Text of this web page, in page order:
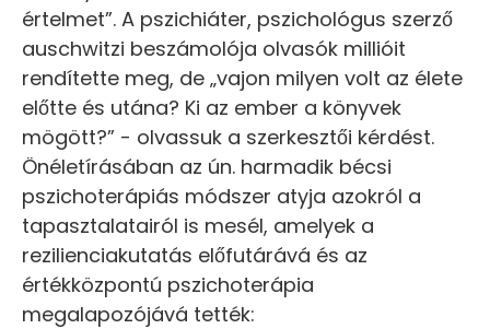
értelmet”. A pszichiáter, pszichológus szerző
auschwitzi beszámolója olvasók millióit
rendítette meg, de „vajon milyen volt az élete
előtte és utána? Ki az ember a könyvek
mögött?” - olvassuk a szerkesztői kérdést.
Önéletírásában az ún. harmadik bécsi
pszichoterápiás módszer atyja azokról a
tapasztalatairól is mesél, amelyek a
rezilienciakutatás előfutárává és az
értékközpontú pszichoterápia
megalapozójává tették: